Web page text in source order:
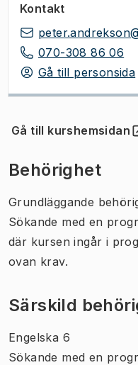
Kontakt
070-308 86 06
Gå till personsida
Gå till kurshemsidan
(Öppnas i ny flik)
Behörighet
Grundläggande
Sökande med en
där kursen ingår i
ovan krav.
Särskild
Engelska 6
Sökande med en